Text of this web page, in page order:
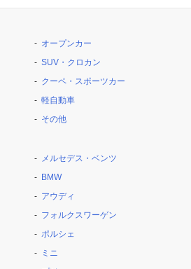
オープンカー
SUV・クロカン
クーペ・スポーツカー
軽自動車
その他
メルセデス・ベンツ
BMW
アウディ
フォルクスワーゲン
ポルシェ
ミニ